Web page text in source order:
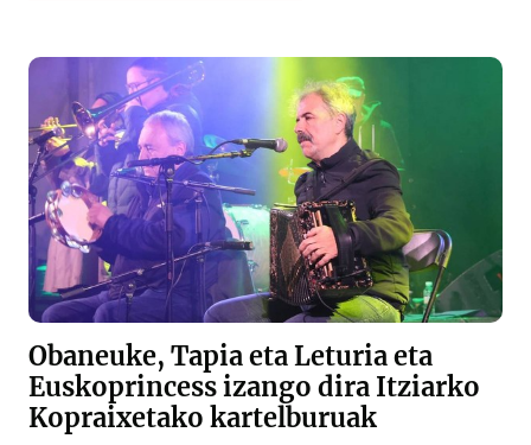
Obaneuke, Tapia eta Leturia eta
Euskoprincess izango dira Itziarko
Kopraixetako kartelburuak